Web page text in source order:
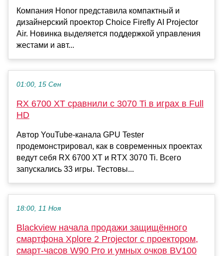
Компания Honor представила компактный и
дизайнерский проектор Choice Firefly AI Projector
Air. Новинка выделяется поддержкой управления
жестами и авт...
01:00, 15 Сен
RX 6700 XT сравнили с 3070 Ti в играх в Full
HD
Автор YouTube-канала GPU Tester
продемонстрировал, как в современных проектах
ведут себя RX 6700 XT и RTX 3070 Ti. Всего
запускались 33 игры. Тестовы...
18:00, 11 Ноя
Blackview начала продажи защищённого
смартфона Xplore 2 Projector с проектором,
смарт-часов W90 Pro и умных очков BV100